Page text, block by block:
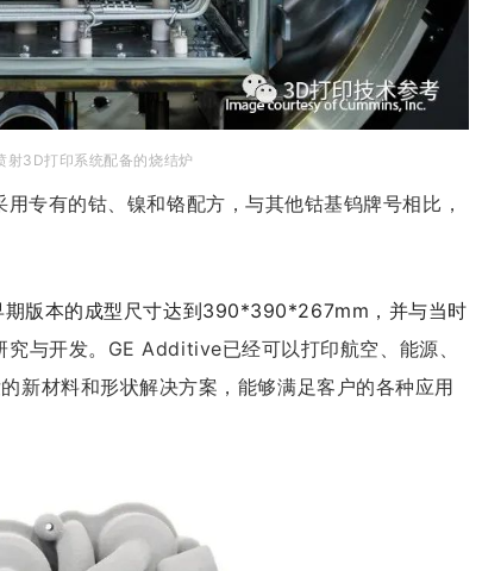
射3D打印系统配备的烧结炉
专有的钴、镍和铬配方，与其他钴基钨牌号相比，
版本的成型尺寸达到390*390*267mm，并与当时
究与开发。 GE Additive已经可以打印航空、能源、
新材料和形状解决方案，能够满足客户的各种应用